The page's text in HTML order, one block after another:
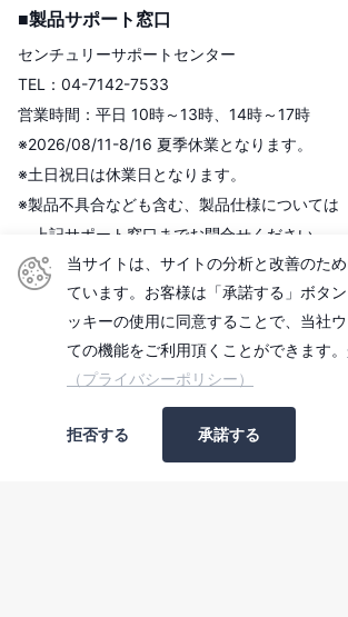
■製品サポート窓口
センチュリーサポートセンター
TEL：04-7142-7533
営業時間：平日 10時～13時、14時～17時
※2026/08/11-8/16 夏季休業となります。
※土日祝日は休業日となります。
※製品不具合なども含む、製品仕様については
上記サポート窓口までお問合せください。
■古物商許可証
株式会社センチュリー
＜古物商許可証＞
東京都公安委員会
第306609903513号
当サイトは、サイトの分析と改善のた
ています。お客様は「承諾する」ボタ
ッキーの使用に同意することで、当社
ての機能をご利用頂くことができます。
（プライバシーポリシー）
拒否する 承諾する